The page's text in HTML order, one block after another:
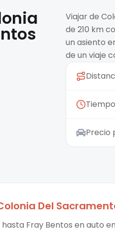
Viajar de
de 210 km
un asiento
de un viaje
Precio
Del
Fray Bentos en auto